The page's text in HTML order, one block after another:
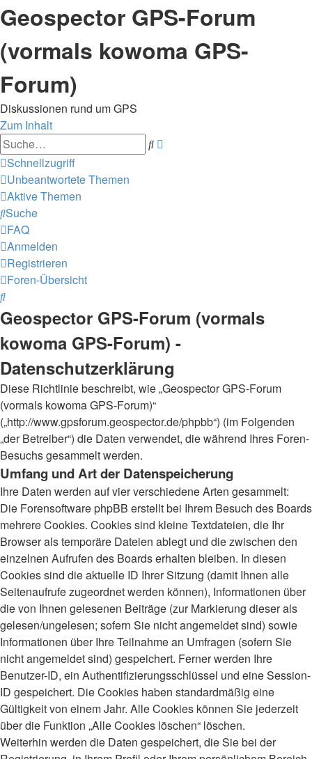
Geospector GPS-Forum
(vormals kowoma GPS-
Forum)
Diskussionen rund um GPS
Zum Inhalt
Suche
Schnellzugriff
Unbeantwortete Themen
Aktive Themen
Suche
FAQ
Anmelden
Registrieren
Foren-Übersicht
Suche
Geospector GPS-Forum (vormals
kowoma GPS-Forum) -
Datenschutzerklärung
Diese Richtlinie beschreibt, wie „Geospector GPS-Forum
(vormals kowoma GPS-Forum)“
(„http://www.gpsforum.geospector.de/phpbb“) (im Folgenden
„der Betreiber“) die Daten verwendet, die während Ihres Foren-
Besuchs gesammelt werden.
Umfang und Art der Datenspeicherung
Ihre Daten werden auf vier verschiedene Arten gesammelt:
Die Forensoftware phpBB erstellt bei Ihrem Besuch des Boards
mehrere Cookies. Cookies sind kleine Textdateien, die Ihr
Browser als temporäre Dateien ablegt und die zwischen den
einzelnen Aufrufen des Boards erhalten bleiben. In diesen
Cookies sind die aktuelle ID Ihrer Sitzung (damit Ihnen alle
Seitenaufrufe zugeordnet werden können), Informationen über
die von Ihnen gelesenen Beiträge (zur Markierung dieser als
gelesen/ungelesen; sofern Sie nicht angemeldet sind) sowie
Informationen über Ihre Teilnahme an Umfragen (sofern Sie
nicht angemeldet sind) gespeichert. Ferner werden Ihre
Benutzer-ID, ein Authentifizierungsschlüssel und eine Session-
ID gespeichert. Die Cookies haben standardmäßig eine
Gültigkeit von einem Jahr. Alle Cookies können Sie jederzeit
über die Funktion „Alle Cookies löschen“ löschen.
Weiterhin werden die Daten gespeichert, die Sie bei der